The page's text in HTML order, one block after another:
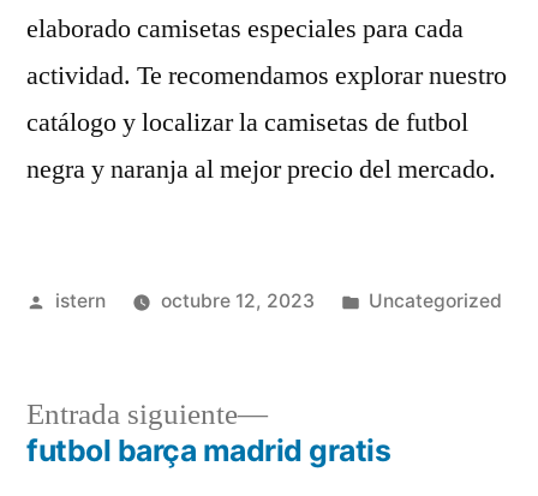
elaborado camisetas especiales para cada
actividad. Te recomendamos explorar nuestro
catálogo y localizar la camisetas de futbol
negra y naranja al mejor precio del mercado.
Publicado
istern octubre 12, 2023
Publicado
Uncategorized
Navegación
Entrada siguiente
Entrada
siguiente:
futbol barça madrid gratis